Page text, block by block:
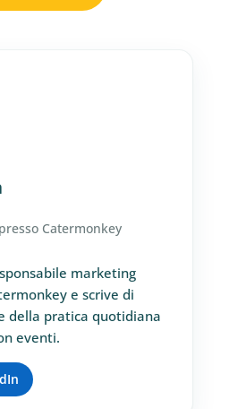
Catermonkey
marketing
e scrive di
della pratica quotidiana
eventi.